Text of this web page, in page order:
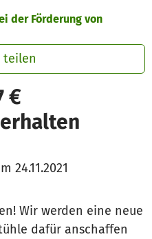
der Förderung von
teilen
€
24.11.2021
Wir werden eine neue
dafür anschaffen